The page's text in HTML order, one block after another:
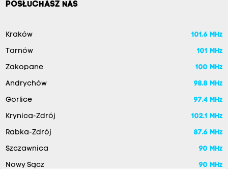
POSŁUCHASZ NAS
Kraków 101.6 MHz
Tarnów 101 MHz
Zakopane 100 MHz
Andrychów 98.8 MHz
Gorlice 97.4 MHz
Krynica-Zdrój 102.1 MHz
Rabka-Zdrój 87.6 MHz
Szczawnica 90 MHz
Nowy Sącz
90 MHz